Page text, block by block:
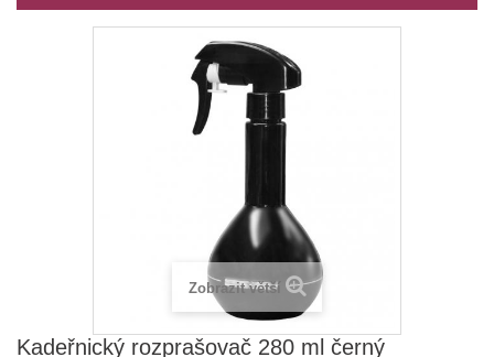
Zobrazit větší
Kadeřnický rozprašovač 280 ml černý